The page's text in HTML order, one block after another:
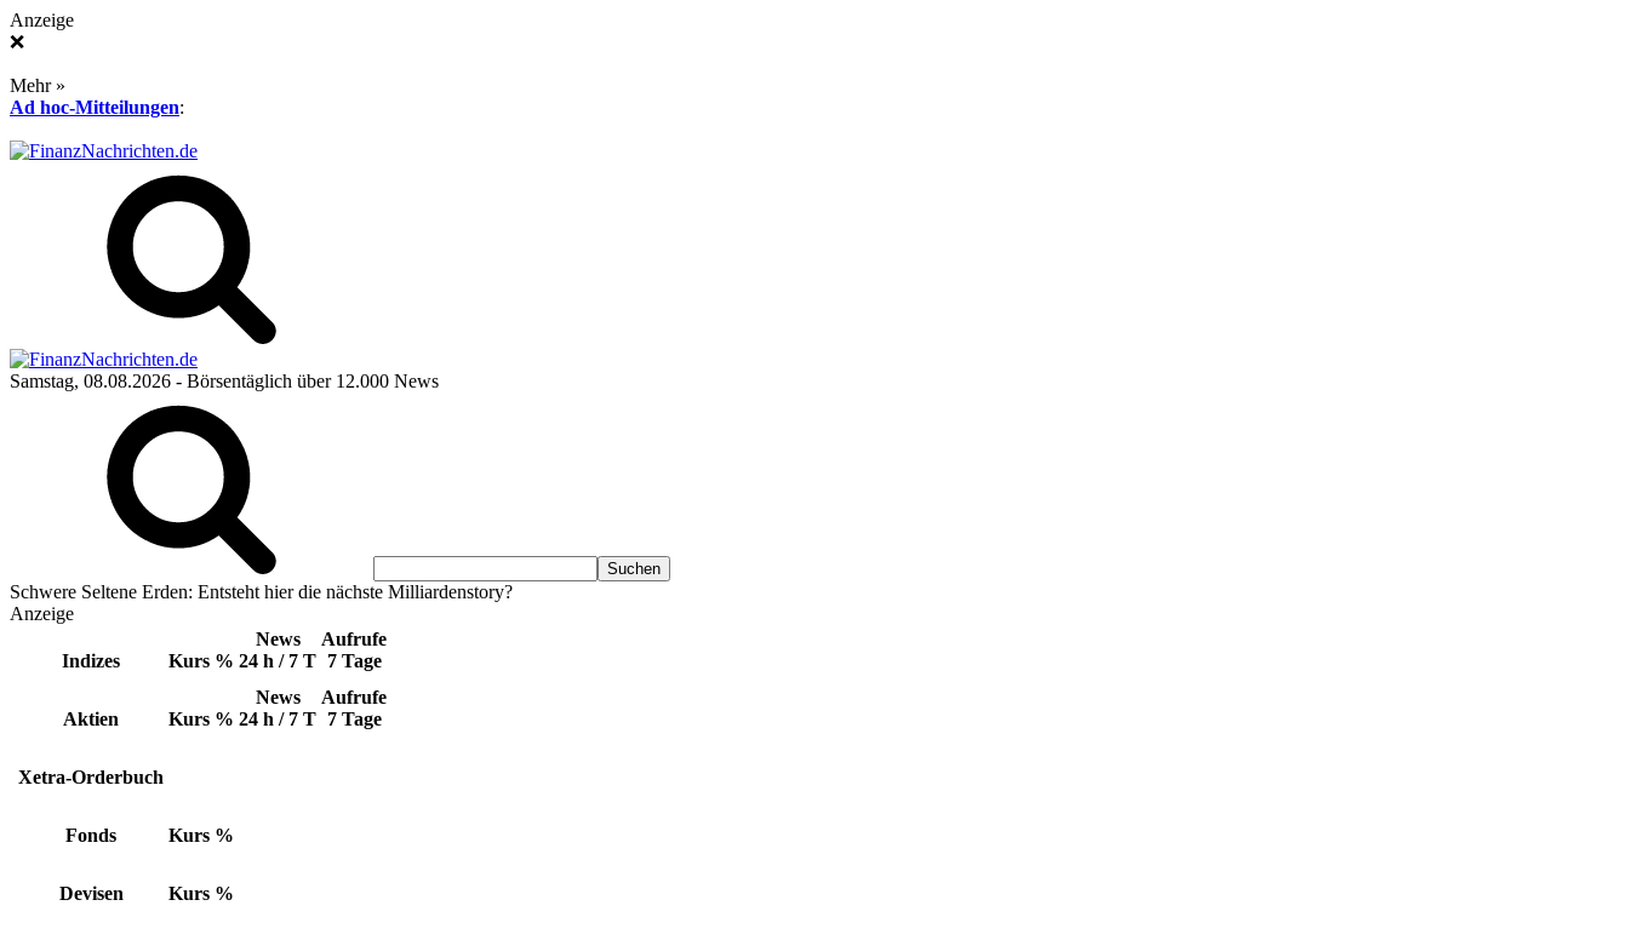
Anzeige
❌
Mehr »
Ad hoc-Mitteilungen:
Samstag, 08.08.2026 - Börsentäglich über 12.000 News
Schwere Seltene Erden: Entsteht hier die nächste Milliardenstory?
Anzeige
Indizes Kurs %
News
24 h / 7 T
Aufrufe
7 Tage
Aktien Kurs %
News
24 h / 7 T
Aufrufe
7 Tage
Xetra-Orderbuch
Fonds Kurs %
Devisen Kurs %